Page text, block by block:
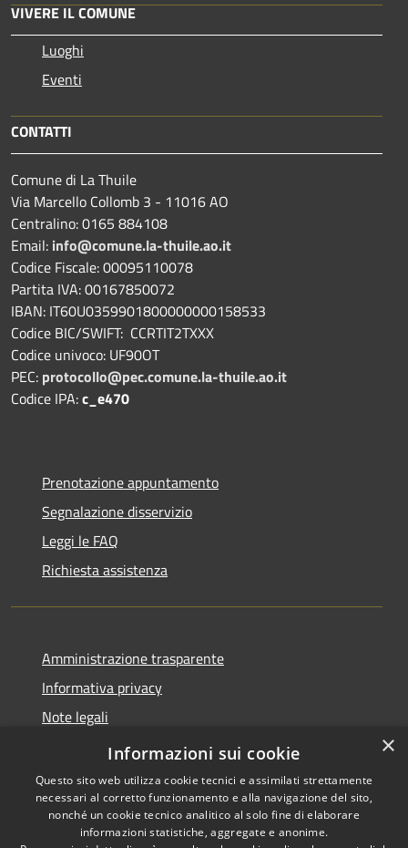
VIVERE IL COMUNE
Luoghi
Eventi
CONTATTI
Comune di La Thuile
Via Marcello Collomb 3 - 11016 AO
Centralino: 0165 884108
Email: info@comune.la-thuile.ao.it
Codice Fiscale: 00095110078
Partita IVA: 00167850072
IBAN: IT60U0359901800000000158533
Codice BIC/SWIFT: CCRTIT2TXXX
Codice univoco: UF90OT
PEC: protocollo@pec.comune.la-thuile.ao.it
Codice IPA:c_e470
Prenotazione appuntamento
Segnalazione disservizio
Leggi le FAQ
Richiesta assistenza
Amministrazione trasparente
Informativa privacy
Note legali
Dichiarazione di accessibilità
Copyright © 2026 • Comune di
×
Informazioni sui cookie
Questo sito web utilizza cookie tecnici e assimilati strettamente
necessari al corretto funzionamento e alla navigazione del sito,
nonché un cookie tecnico analitico al solo fine di elaborare
informazioni statistiche, aggregate e anonime.